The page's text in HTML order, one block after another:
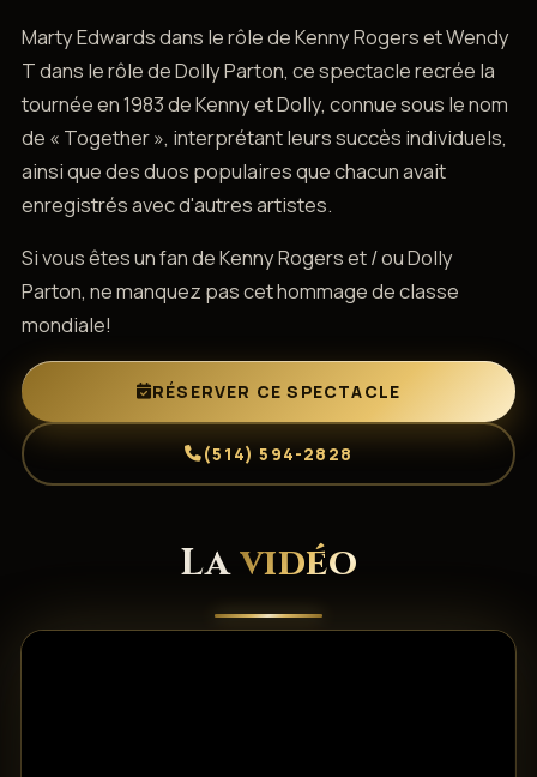
Marty Edwards dans le rôle de Kenny Rogers et Wendy
T dans le rôle de Dolly Parton, ce spectacle recrée la
tournée en 1983 de Kenny et Dolly, connue sous le nom
de « Together », interprétant leurs succès individuels,
ainsi que des duos populaires que chacun avait
enregistrés avec d'autres artistes.
Si vous êtes un fan de Kenny Rogers et / ou Dolly
Parton, ne manquez pas cet hommage de classe
mondiale!
RÉSERVER CE SPECTACLE
(514) 594-2828
Lavidéo